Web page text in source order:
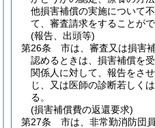
他損害補償の実施について
て、審査請求をすることがで
(報告、出頭等)
第26条
市は、審査又は損害
認めるときは、損害補償を
関係人に対して、報告をさ
じ、又は医師の診断若しく
る。
(損害補償費の返還要求)
第27条
市は、非常勤消防団